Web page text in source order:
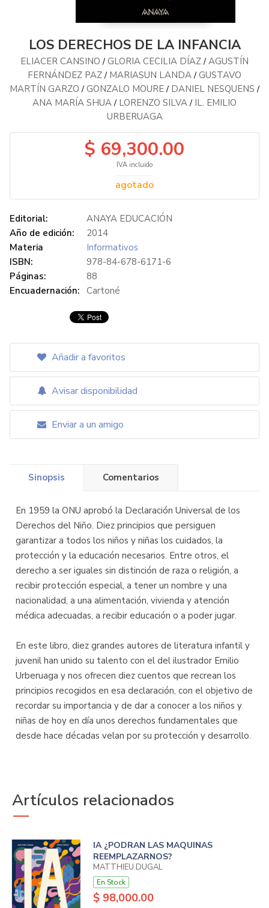
LOS DERECHOS DE LA INFANCIA
ELIACER CANSINO / GLORIA CECILIA DÍAZ/ AGUSTÍN
FERNÁNDEZ PAZ/ MARIASUN LANDA/ GUSTAVO
MARTÍN GARZO / GONZALO MOURE/ DANIEL NESQUENS /
ANA MARÍA SHUA/ LORENZO SILVA/ IL. EMILIO
URBERUAGA
$ 69,300.00
IVA incluido
agotado
Editorial:
ANAYA EDUCACIÓN
Año de edición:
2014
Materia
Informativos
ISBN:
978-84-678-6171-6
Páginas:
88
Encuadernación: Cartoné
Añadir a favoritos
Avisar disponibilidad
Enviar a un amigo
Sinopsis Comentarios
En 1959 la ONU aprobó la Declaración Universal de los
Derechos del Niño. Diez principios que persiguen
garantizar a todos los niños y niñas los cuidados, la
protección y la educación necesarios. Entre otros, el
derecho a ser iguales sin distinción de raza o religión, a
recibir protección especial, a tener un nombre y una
nacionalidad, a una alimentación, vivienda y atención
médica adecuadas, a recibir educación o a poder jugar.
En este libro, diez grandes autores de literatura infantil y
juvenil han unido su talento con el del ilustrador Emilio
Urberuaga y nos ofrecen diez cuentos que recrean los
principios recogidos en esa declaración, con el objetivo de
recordar su importancia y de dar a conocer a los niños y
niñas de hoy en día unos derechos fundamentales que
desde hace décadas velan por su protección y desarrollo.
Artículos relacionados
IA ¿PODRAN LAS MAQUINAS
REEMPLAZARNOS?
MATTHIEU DUGAL
En Stock
$ 98,000.00